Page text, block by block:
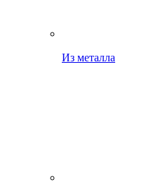
Из металла